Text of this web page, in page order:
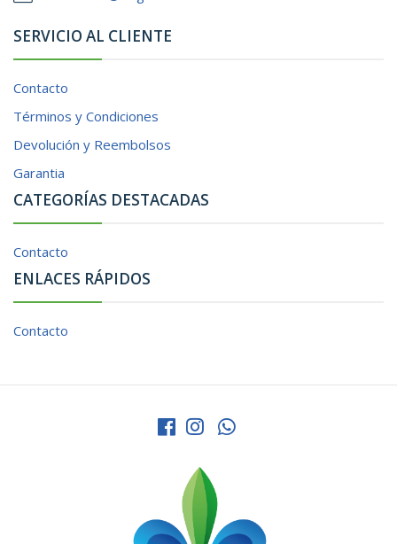
SERVICIO AL CLIENTE
Contacto
Términos y Condiciones
Devolución y Reembolsos
Garantia
CATEGORÍAS DESTACADAS
Contacto
ENLACES RÁPIDOS
Contacto